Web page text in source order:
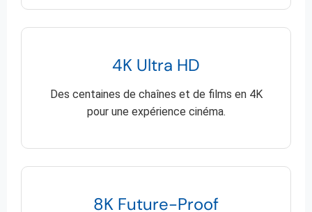
4K Ultra HD
Des centaines de chaînes et de films en 4K
pour une expérience cinéma.
8K Future-Proof